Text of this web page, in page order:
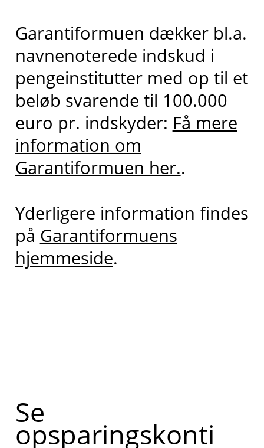
Garantiformuen dækker bl.a.
navnenoterede indskud i
pengeinstitutter med op til et
beløb svarende til 100.000
euro pr. indskyder: Få mere
information om
Garantiformuen her..
Yderligere information findes
på Garantiformuens
hjemmeside.
Se
opsparingskonti